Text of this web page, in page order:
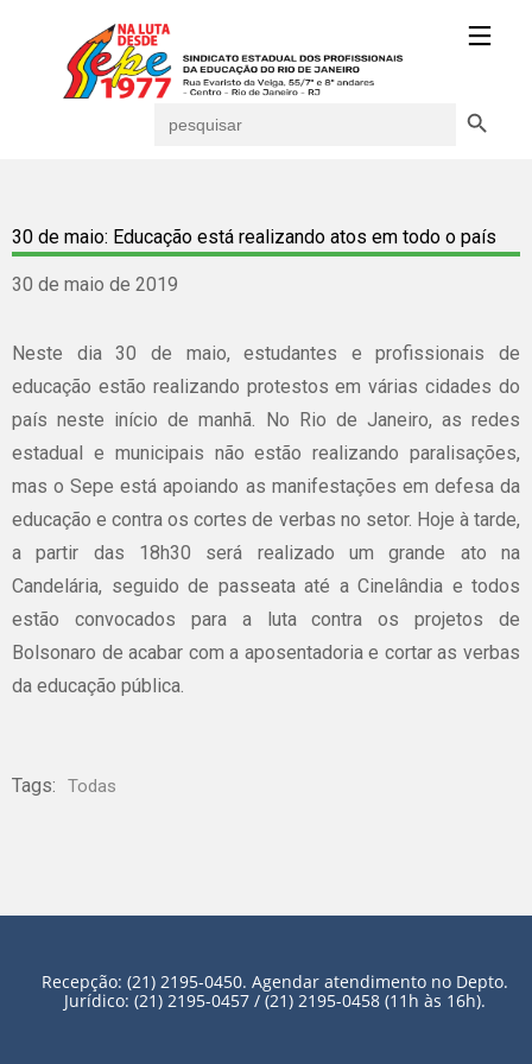
for:
30 de maio: Educação está realizando atos em todo o país
30 de maio de 2019
Neste dia 30 de maio, estudantes e profissionais de
educação estão realizando protestos em várias cidades do
país neste início de manhã. No Rio de Janeiro, as redes
estadual e municipais não estão realizando paralisações,
mas o Sepe está apoiando as manifestações em defesa da
educação e contra os cortes de verbas no setor. Hoje à tarde,
a partir das 18h30 será realizado um grande ato na
Candelária, seguido de passeata até a Cinelândia e todos
estão convocados para a luta contra os projetos de
Bolsonaro de acabar com a aposentadoria e cortar as verbas
da educação pública.
Tags: Todas
Recepção: (21) 2195-0450. Agendar atendimento no Depto.
Jurídico: (21) 2195-0457 / (21) 2195-0458 (11h às 16h).